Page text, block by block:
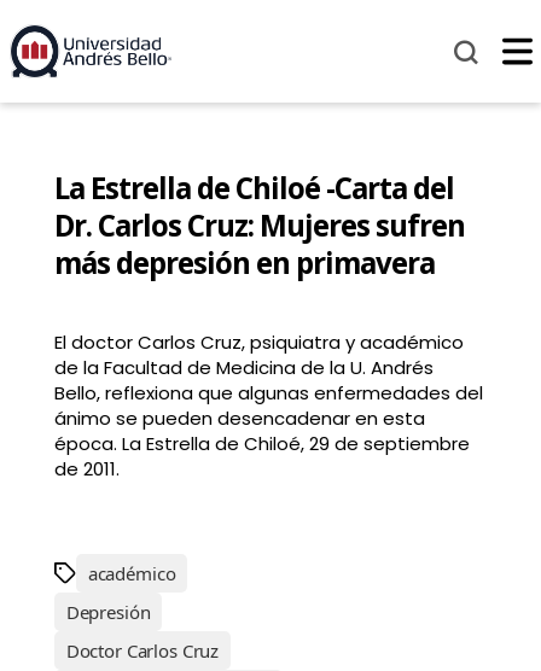
La Estrella de Chiloé -Carta del
Dr. Carlos Cruz: Mujeres sufren
más depresión en primavera
El doctor Carlos Cruz, psiquiatra y académico
de la Facultad de Medicina de la U. Andrés
Bello, reflexiona que algunas enfermedades del
ánimo se pueden desencadenar en esta
época. La Estrella de Chiloé, 29 de septiembre
de 2011.
académico
Depresión
Doctor Carlos Cruz